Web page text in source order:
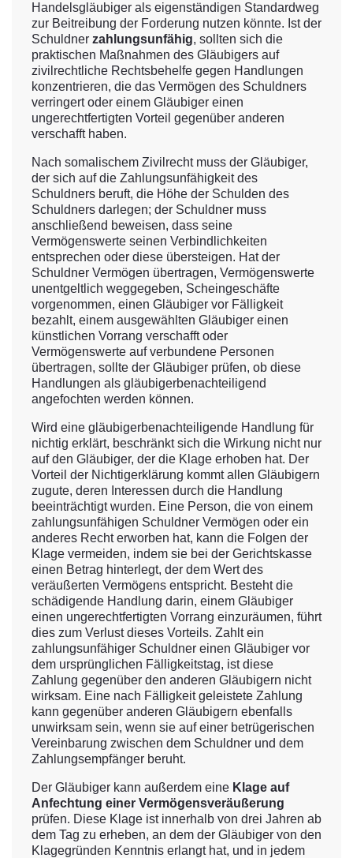
Handelsgläubiger als eigenständigen Standardweg
zur Beitreibung der Forderung nutzen könnte. Ist der
Schuldner zahlungsunfähig, sollten sich die
praktischen Maßnahmen des Gläubigers auf
zivilrechtliche Rechtsbehelfe gegen Handlungen
konzentrieren, die das Vermögen des Schuldners
verringert oder einem Gläubiger einen
ungerechtfertigten Vorteil gegenüber anderen
verschafft haben.
Nach somalischem Zivilrecht muss der Gläubiger,
der sich auf die Zahlungsunfähigkeit des
Schuldners beruft, die Höhe der Schulden des
Schuldners darlegen; der Schuldner muss
anschließend beweisen, dass seine
Vermögenswerte seinen Verbindlichkeiten
entsprechen oder diese übersteigen. Hat der
Schuldner Vermögen übertragen, Vermögenswerte
unentgeltlich weggegeben, Scheingeschäfte
vorgenommen, einen Gläubiger vor Fälligkeit
bezahlt, einem ausgewählten Gläubiger einen
künstlichen Vorrang verschafft oder
Vermögenswerte auf verbundene Personen
übertragen, sollte der Gläubiger prüfen, ob diese
Handlungen als gläubigerbenachteiligend
angefochten werden können.
Wird eine gläubigerbenachteiligende Handlung für
nichtig erklärt, beschränkt sich die Wirkung nicht nur
auf den Gläubiger, der die Klage erhoben hat. Der
Vorteil der Nichtigerklärung kommt allen Gläubigern
zugute, deren Interessen durch die Handlung
beeinträchtigt wurden. Eine Person, die von einem
zahlungsunfähigen Schuldner Vermögen oder ein
anderes Recht erworben hat, kann die Folgen der
Klage vermeiden, indem sie bei der Gerichtskasse
einen Betrag hinterlegt, der dem Wert des
veräußerten Vermögens entspricht. Besteht die
schädigende Handlung darin, einem Gläubiger
einen ungerechtfertigten Vorrang einzuräumen, führt
dies zum Verlust dieses Vorteils. Zahlt ein
zahlungsunfähiger Schuldner einen Gläubiger vor
dem ursprünglichen Fälligkeitstag, ist diese
Zahlung gegenüber den anderen Gläubigern nicht
wirksam. Eine nach Fälligkeit geleistete Zahlung
kann gegenüber anderen Gläubigern ebenfalls
unwirksam sein, wenn sie auf einer betrügerischen
Vereinbarung zwischen dem Schuldner und dem
Zahlungsempfänger beruht.
Der Gläubiger kann außerdem eine Klage auf
Anfechtung einer Vermögensveräußerung
prüfen. Diese Klage ist innerhalb von drei Jahren ab
dem Tag zu erheben, an dem der Gläubiger von den
Klagegründen Kenntnis erlangt hat, und in jedem